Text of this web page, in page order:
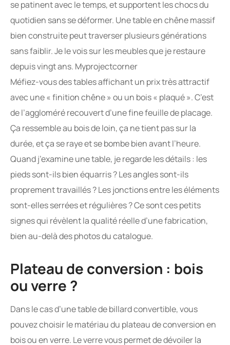
se patinent avec le temps, et supportent les chocs du
quotidien sans se déformer. Une table en chêne massif
bien construite peut traverser plusieurs générations
sans faiblir. Je le vois sur les meubles que je restaure
depuis vingt ans. Myprojectcorner
Méfiez-vous des tables affichant un prix très attractif
avec une « finition chêne » ou un bois « plaqué ». C’est
de l’aggloméré recouvert d’une fine feuille de placage.
Ça ressemble au bois de loin, ça ne tient pas sur la
durée, et ça se raye et se bombe bien avant l’heure.
Quand j’examine une table, je regarde les détails : les
pieds sont-ils bien équarris ? Les angles sont-ils
proprement travaillés ? Les jonctions entre les éléments
sont-elles serrées et régulières ? Ce sont ces petits
signes qui révèlent la qualité réelle d’une fabrication,
bien au-delà des photos du catalogue.
Plateau de conversion : bois
ou verre ?
Dans le cas d’une table de billard convertible, vous
pouvez choisir le matériau du plateau de conversion en
bois ou en verre. Le verre vous permet de dévoiler la